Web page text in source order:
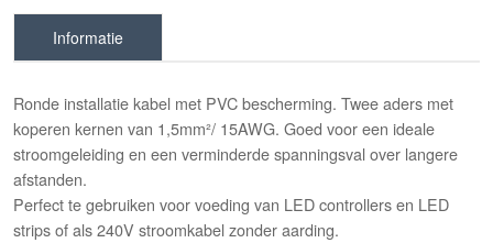
Informatie
Ronde installatie kabel met PVC bescherming. Twee aders met
koperen kernen van 1,5mm²/ 15AWG. Goed voor een ideale
stroomgeleiding en een verminderde spanningsval over langere
afstanden.
Perfect te gebruiken voor voeding van LED controllers en LED
strips of als 240V stroomkabel zonder aarding.